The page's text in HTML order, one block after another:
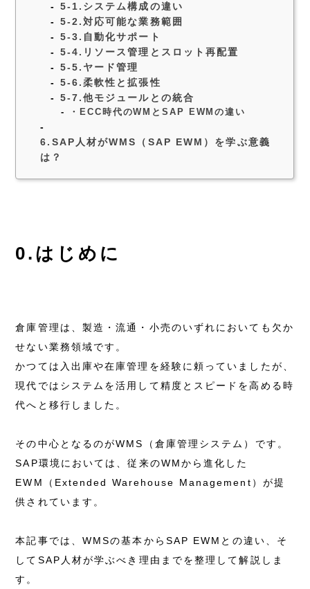
5-1.システム構成の違い
5-2.対応可能な業務範囲
5-3.自動化サポート
5-4.リソース管理とスロット再配置
5-5.ヤード管理
5-6.柔軟性と拡張性
5-7.他モジュールとの統合
・ECC時代のWMとSAP EWMの違い
6.SAP人材がWMS（SAP EWM）を学ぶ意義
は？
0.はじめに
倉庫管理は、製造・流通・小売のいずれにおいても欠か
せない業務領域です。
かつては入出庫や在庫管理を経験に頼っていましたが、
現代ではシステムを活用して精度とスピードを高める時
代へと移行しました。
その中心となるのがWMS（倉庫管理システム）です。
SAP環境においては、従来のWMから進化した
EWM（Extended Warehouse Management）が提
供されています。
本記事では、WMSの基本からSAP EWMとの違い、そ
してSAP人材が学ぶべき理由までを整理して解説しま
す。